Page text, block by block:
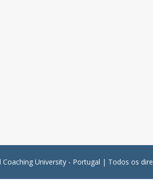
University - Portugal | Todos os